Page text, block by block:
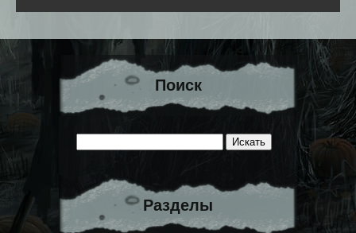
Поиск
Разделы